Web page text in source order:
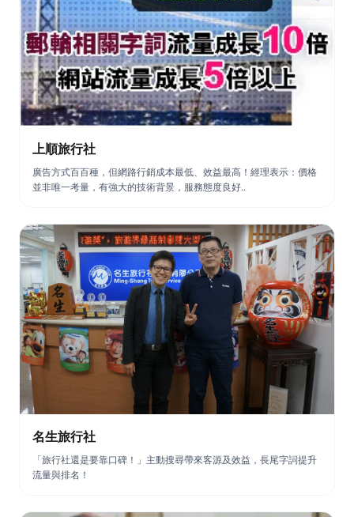
上順旅行社
廣告方式百百種，但網路行銷成本最低、效益最高！經理表示：價格
並非唯一考量，有強大的技術背景，服務態度良好..
名生旅行社
「旅行社還是要靠口碑！」主動搜尋帶來客源及效益，長尾字詞提升
流量與排名！